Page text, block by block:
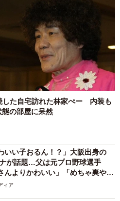
した自宅訪れた林家ぺー 内装も
の部屋に呆然
いい子おるん！？」大阪出身の
が話題…父は元プロ野球選手
んよりかわいい」「めちゃ爽や
ィア